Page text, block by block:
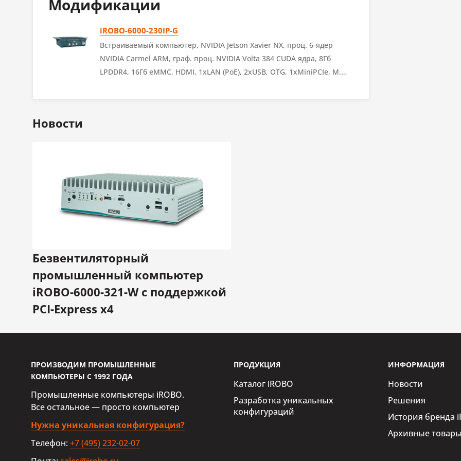
Установленный накопитель
Тип накопителя SSD
Объем накопителя №1
Всего слотов расширения
Слотов Mini-PCIe
Слотов для SIM-card
Беспроводные интерфейсы
Интерфейсы сотовой связи
Способы оповещения и настройки
Индикатор жесткого диска,
Дополнительные функции
Сторожевой таймер Программный
Порты
Модификации
iROBO-6000-230IP-G
Встраиваемый компьютер, NVIDIA Jetson Xavier NX, проц. 6-ядер
NVIDIA Carmel ARM, граф. проц. NVIDIA Volta 384 CUDA ядра, 8Гб
LPDDR4, 16Гб eMMC, HDMI, 1xLAN (PoE), 2xUSB, OTG, 1xMiniPCIe, M.2
Новости
Безвентиляторный
промышленный компьютер
iROBO-6000-321-W с поддержкой
PCI-Express x4
ПРОИЗВОДИМ ПРОМЫШЛЕННЫЕ
КОМПЬЮТЕРЫ С 1992 ГОДА
Промышленные компьютеры iROBO.
Все остальное — просто компьютер
Нужна уникальная конфигурация?
Телефон: +7 (495) 232-02-07
ПРОДУКЦИЯ
Каталог iROBO
Разработка уникальных
конфигураций
ИНФОРМАЦИЯ
Новости
Решения
История бренда
Архивные